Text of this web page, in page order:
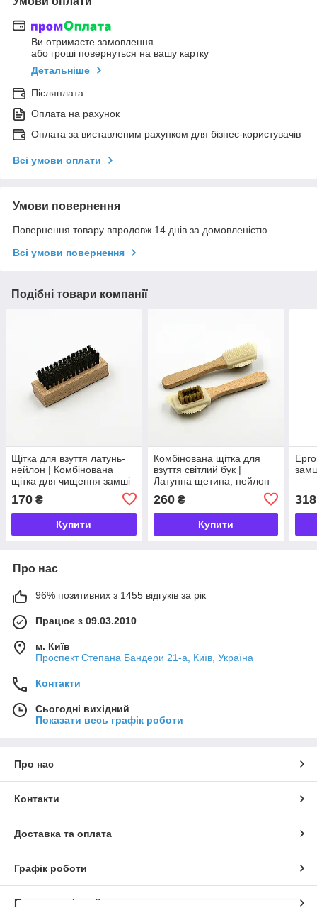
Ви отримаєте замовлення
або гроші повернуться на вашу картку
Детальніше
Післяплата
Оплата на рахунок
Оплата за виставленим рахунком для бізнес-користувачів
Всі умови оплати
Умови повернення
Повернення товару впродовж 14 днів за домовленістю
Всі умови повернення
Подібні товари компанії
Щітка для взуття латунь-
нейлон | Комбінована
щітка для чищення замші
170 ₴
Купити
Комбінована щітка для
взуття світлий бук |
Латунна щетина, нейлон
замші і нубуку
260₴
Купити
318
Про нас
96% позитивних з 1455 відгуків за рік
Працює з 09.03.2010
м. Київ
Проспект Степана Бандери 21-а, Київ, Україна
Контакти
Сьогодні вихідний
Показати весь графік роботи
Про нас
Контакти
Доставка та оплата
Графік роботи
Повна версія сайту